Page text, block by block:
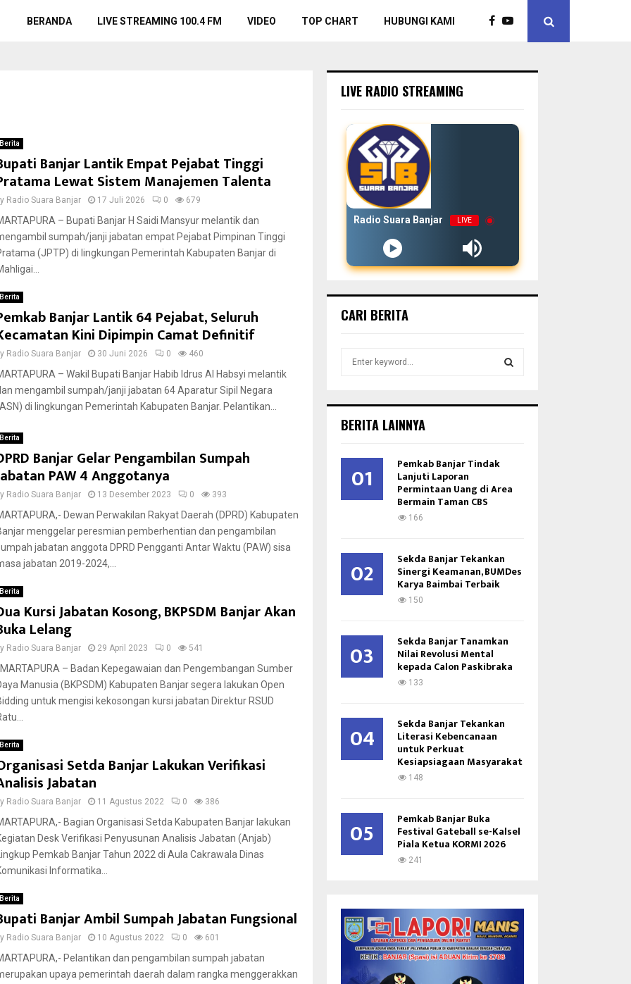
BERANDA LIVE STREAMING 100.4 FM VIDEO TOP CHART HUBUNGI KAMI
Berita
Banjar Lantik Empat Pejabat Tinggi
Lewat Sistem Manajemen Talenta
Radio Suara Banjar 17 Juli 2026 0 679
– Bupati Banjar H Saidi Mansyur melantik dan
sumpah/janji jabatan empat Pejabat Pimpinan Tinggi
(JPTP) di lingkungan Pemerintah Kabupaten Banjar di
Berita
Banjar Lantik 64 Pejabat, Seluruh
Kini Dipimpin Camat Definitif
Radio Suara Banjar 30 Juni 2026 0 460
– Wakil Bupati Banjar Habib Idrus Al Habsyi melantik
mengambil sumpah/janji jabatan 64 Aparatur Sipil Negara
di lingkungan Pemerintah Kabupaten Banjar. Pelantikan...
Berita
Banjar Gelar Pengambilan Sumpah
PAW 4 Anggotanya
Radio Suara Banjar 13 Desember 2023 0 393
Dewan Perwakilan Rakyat Daerah (DPRD) Kabupaten
menggelar peresmian pemberhentian dan pengambilan
jabatan anggota DPRD Pengganti Antar Waktu (PAW) sisa
jabatan 2019-2024,...
Berita
Kursi Jabatan Kosong, BKPSDM Banjar Akan
Lelang
Radio Suara Banjar 29 April 2023 0 541
– Badan Kepegawaian dan Pengembangan Sumber
Manusia (BKPSDM) Kabupaten Banjar segera lakukan Open
untuk mengisi kekosongan kursi jabatan Direktur RSUD
Berita
Setda Banjar Lakukan Verifikasi
Jabatan
Radio Suara Banjar 11 Agustus 2022 0 386
Bagian Organisasi Setda Kabupaten Banjar lakukan
Desk Verifikasi Penyusunan Analisis Jabatan (Anjab)
Pemkab Banjar Tahun 2022 di Aula Cakrawala Dinas
Informatika...
Berita
Banjar Ambil Sumpah Jabatan Fungsional
Radio Suara Banjar 10 Agustus 2022 0 601
Pelantikan dan pengambilan sumpah jabatan
upaya pemerintah daerah dalam rangka menggerakkan
LIVE RADIO STREAMING
Radio Suara Banjar LIVE
CARI BERITA
h
o
BERITA LAINNYA
01 Pemkab Banjar Tindak
Lanjuti Laporan
Permintaan Uang di Area
Bermain Taman CBS
166
02 Sekda Banjar Tekankan
Sinergi Keamanan, BUMDes
Karya Baimbai Terbaik
150
03 Sekda Banjar Tanamkan
Nilai Revolusi Mental
kepada Calon Paskibraka
133
04 Sekda Banjar Tekankan
Literasi Kebencanaan
untuk Perkuat
Kesiapsiagaan Masyarakat
148
05 Pemkab Banjar Buka
Festival Gateball se-Kalsel
Piala Ketua KORMI 2026
241